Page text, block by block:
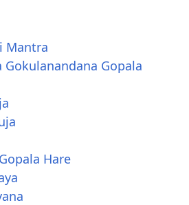
Mantra
Gokulanandana Gopala
Hare